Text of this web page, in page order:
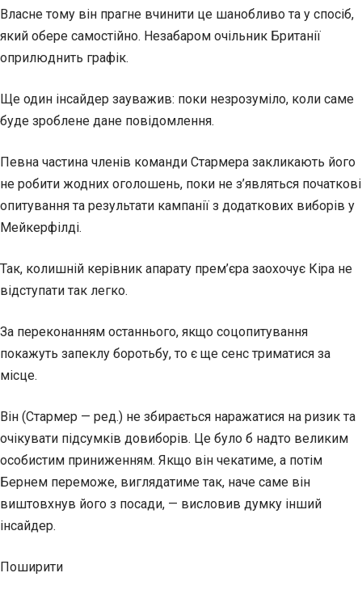
Власне тому він прагне вчинити це шанобливо та у спосіб,
який обере самостійно. Незабаром очільник Британії
оприлюднить графік.
Ще один інсайдер зауважив: поки незрозуміло, коли саме
буде зроблене дане повідомлення.
Певна частина членів команди Стармера закликають його
не робити жодних оголошень, поки не з’являться початкові
опитування та результати кампанії з додаткових виборів у
Мейкерфілді.
Так, колишній керівник апарату прем’єра заохочує Кіра не
відступати так легко.
За переконанням останнього, якщо соцопитування
покажуть запеклу боротьбу, то є ще сенс триматися за
місце.
Він (Стармер — ред.) не збирається наражатися на ризик та
очікувати підсумків довиборів. Це було б надто великим
особистим приниженням. Якщо він чекатиме, а потім
Бернем переможе, виглядатиме так, наче саме він
виштовхнув його з посади, — висловив думку інший
інсайдер.
Поширити